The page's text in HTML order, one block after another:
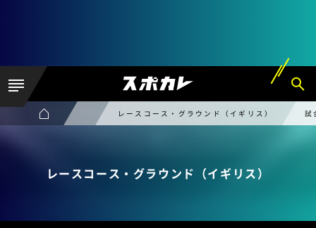
レースコース・グラウンド（イギリス） 試
レースコース・グラウンド（イギリス）